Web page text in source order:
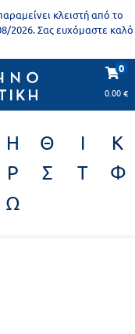
κλειστή από το
2026. Σας ευχόμαστε καλό
0
0.00€
Η Θ Ι
Κ
Ρ Σ Τ
Φ
Ω